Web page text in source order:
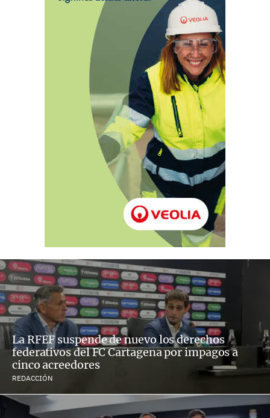
La RFEF suspende de nuevo los derechos
federativos del FC Cartagena por impagos a
cinco acreedores
REDACCIÓN